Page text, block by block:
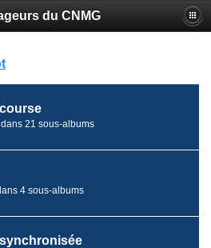
du CNMG
21 sous-albums
4 sous-albums